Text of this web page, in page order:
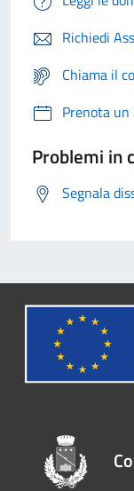
Richiedi
Chiama il
Prenota
Problemi in
Segnala